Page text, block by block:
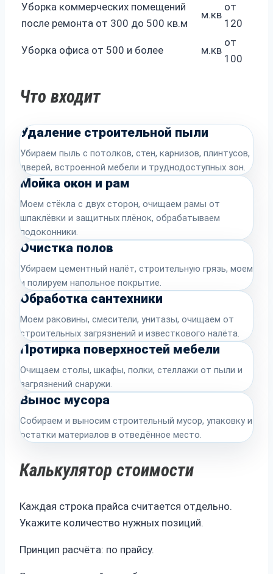
Уборка коммерческих помещений
после ремонта от 300 до 500 кв.м
м.кв
от
120
Уборка офиса от 500 и более м.кв
от
100
Что входит
Удаление строительной пыли
Убираем пыль с потолков, стен, карнизов, плинтусов,
дверей, встроенной мебели и труднодоступных зон.
Мойка окон и рам
Моем стёкла с двух сторон, очищаем рамы от
шпаклёвки и защитных плёнок, обрабатываем
подоконники.
Очистка полов
Убираем цементный налёт, строительную грязь, моем
и полируем напольное покрытие.
Обработка сантехники
Моем раковины, смесители, унитазы, очищаем от
строительных загрязнений и известкового налёта.
Протирка поверхностей мебели
Очищаем столы, шкафы, полки, стеллажи от пыли и
загрязнений снаружи.
Вынос мусора
Собираем и выносим строительный мусор, упаковку и
остатки материалов в отведённое место.
Калькулятор стоимости
Каждая строка прайса считается отдельно.
Укажите количество нужных позиций.
Принцип расчёта: по прайсу.